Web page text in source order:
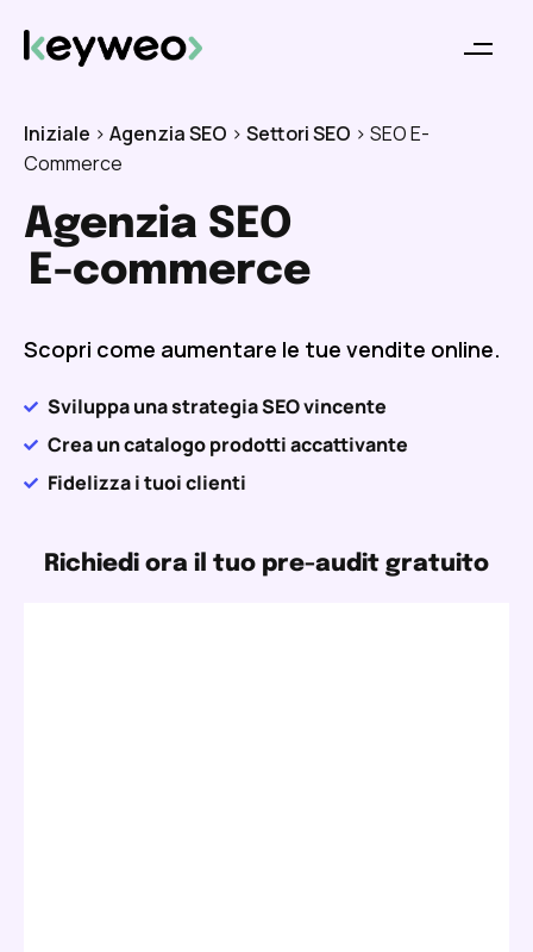
Iniziale > Agenzia SEO > Settori SEO > SEO E-
Commerce
Agenzia SEO
E-commerce
Scopri come aumentare le tue vendite online.
Sviluppa una strategia SEO vincente
Crea un catalogo prodotti accattivante
Fidelizza i tuoi clienti
Richiedi ora il tuo pre-audit gratuito